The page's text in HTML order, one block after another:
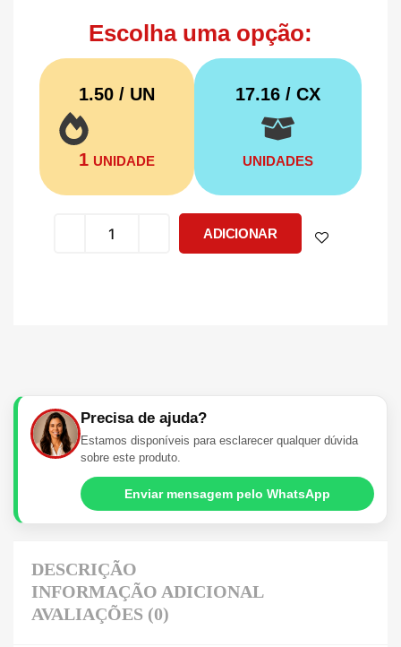
Escolha uma opção:
1.50 / UN
1 UNIDADE
17.16/ CX
UNIDADES
ADICIONAR
Precisa de ajuda?
Estamos disponíveis para esclarecer qualquer dúvida
sobre este produto.
Enviar mensagem pelo WhatsApp
DESCRIÇÃO
INFORMAÇÃO ADICIONAL
AVALIAÇÕES (0)